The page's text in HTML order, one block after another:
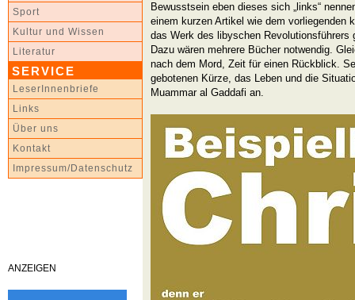
Sport
Kultur und Wissen
Literatur
SERVICE
LeserInnenbriefe
Links
Über uns
Kontakt
Impressum/Datenschutz
ANZEIGEN
Bewusstsein eben dieses sich „links“
einem kurzen Artikel wie dem vorliegenden
das Werk des libyschen Revolutionsführers
Dazu wären mehrere Bücher notwendig.
nach dem Mord, Zeit für einen Rückblick.
gebotenen Kürze, das Leben und die
Muammar al Gaddafi an.